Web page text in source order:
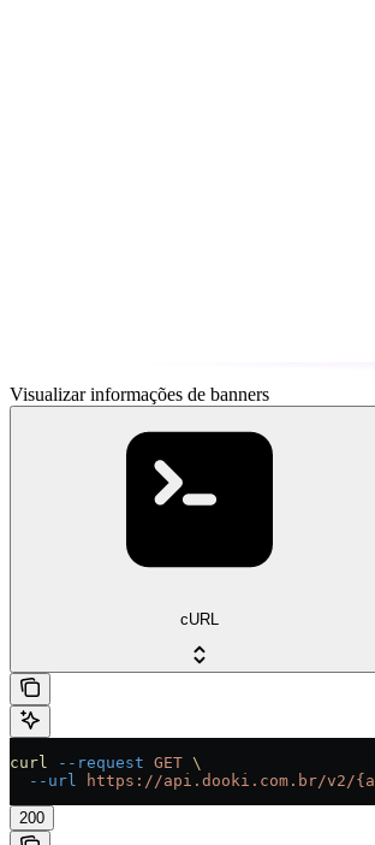
Visualizar informações de banners
cURL
curl --request GET \
  --url
https://api.dooki.com.br/v2/
200